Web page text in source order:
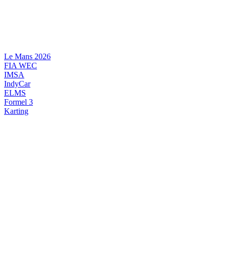
Le Mans 2026
FIA WEC
IMSA
IndyCar
ELMS
Formel 3
Karting